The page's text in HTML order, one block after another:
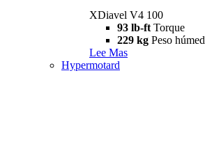
XDiavel V4 100
93 lb-ft Torque
229 kg Peso
Lee Mas
Hypermotard